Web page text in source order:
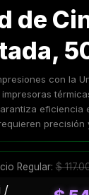
de
con la
impresoras
eficiencia
precisión
Regular:$